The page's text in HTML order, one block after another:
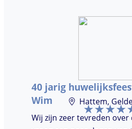
wel invloed op de bezetting
verzoeknummers aan te
40 jarig
Wim
Hattem,
Wij zijn zeer tevreden over